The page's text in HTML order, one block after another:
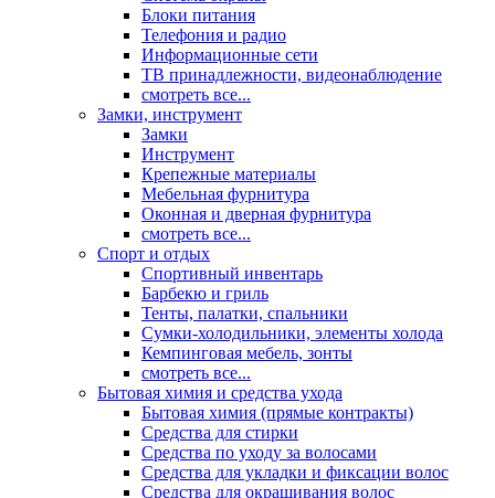
Блоки питания
Телефония и радио
Информационные сети
ТВ принадлежности, видеонаблюдение
смотреть все...
Замки, инструмент
Замки
Инструмент
Крепежные материалы
Мебельная фурнитура
Оконная и дверная фурнитура
смотреть все...
Спорт и отдых
Спортивный инвентарь
Барбекю и гриль
Тенты, палатки, спальники
Сумки-холодильники, элементы холода
Кемпинговая мебель, зонты
смотреть все...
Бытовая химия и средства ухода
Бытовая химия (прямые контракты)
Средства для стирки
Средства по уходу за волосами
Средства для укладки и фиксации волос
Средства для окрашивания волос